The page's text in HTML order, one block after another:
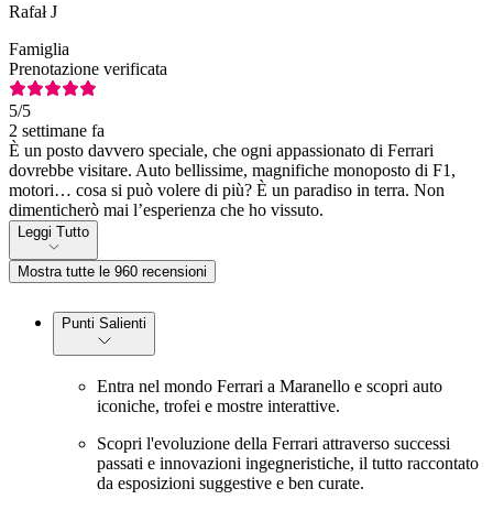
Rafał J
Famiglia
Prenotazione verificata
5/5
2 settimane fa
È un posto davvero speciale, che ogni appassionato di Ferrari
dovrebbe visitare. Auto bellissime, magnifiche monoposto di F1,
motori… cosa si può volere di più? È un paradiso in terra. Non
dimenticherò mai l’esperienza che ho vissuto.
Leggi Tutto
Mostra tutte le 960 recensioni
Punti Salienti
Entra nel mondo Ferrari a Maranello e scopri auto
iconiche, trofei e mostre interattive.
Scopri l'evoluzione della Ferrari attraverso successi
passati e innovazioni ingegneristiche, il tutto raccontato
da esposizioni suggestive e ben curate.